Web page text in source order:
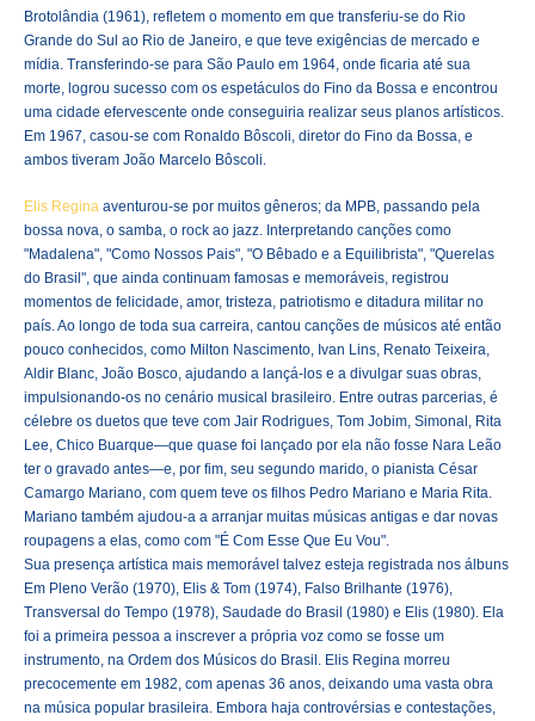
Brotolândia (1961), refletem o momento em que transferiu-se do Rio
Grande do Sul ao Rio de Janeiro, e que teve exigências de mercado e
mídia. Transferindo-se para São Paulo em 1964, onde ficaria até sua
morte, logrou sucesso com os espetáculos do Fino da Bossa e encontrou
uma cidade efervescente onde conseguiria realizar seus planos artísticos.
Em 1967, casou-se com Ronaldo Bôscoli, diretor do Fino da Bossa, e
ambos tiveram João Marcelo Bôscoli.
Elis Regina aventurou-se por muitos gêneros; da MPB, passando pela
bossa nova, o samba, o rock ao jazz. Interpretando canções como
"Madalena", "Como Nossos Pais", "O Bêbado e a Equilibrista", "Querelas
do Brasil", que ainda continuam famosas e memoráveis, registrou
momentos de felicidade, amor, tristeza, patriotismo e ditadura militar no
país. Ao longo de toda sua carreira, cantou canções de músicos até então
pouco conhecidos, como Milton Nascimento, Ivan Lins, Renato Teixeira,
Aldir Blanc, João Bosco, ajudando a lançá-los e a divulgar suas obras,
impulsionando-os no cenário musical brasileiro. Entre outras parcerias, é
célebre os duetos que teve com Jair Rodrigues, Tom Jobim, Simonal, Rita
Lee, Chico Buarque—que quase foi lançado por ela não fosse Nara Leão
ter o gravado antes—e, por fim, seu segundo marido, o pianista César
Camargo Mariano, com quem teve os filhos Pedro Mariano e Maria Rita.
Mariano também ajudou-a a arranjar muitas músicas antigas e dar novas
roupagens a elas, como com "É Com Esse Que Eu Vou".
Sua presença artística mais memorável talvez esteja registrada nos álbuns
Em Pleno Verão (1970), Elis & Tom (1974), Falso Brilhante (1976),
Transversal do Tempo (1978), Saudade do Brasil (1980) e Elis (1980). Ela
foi a primeira pessoa a inscrever a própria voz como se fosse um
instrumento, na Ordem dos Músicos do Brasil. Elis Regina morreu
precocemente em 1982, com apenas 36 anos, deixando uma vasta obra
na música popular brasileira. Embora haja controvérsias e contestações,